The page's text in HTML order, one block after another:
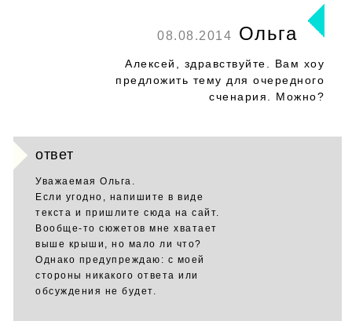
08.08.2014 Ольга
Алексей, здравствуйте. Вам хоу
предложить тему для очередного
сченария. Можно?
ответ
Уважаемая Ольга.
Если угодно, напишите в виде
текста и пришлите сюда на сайт.
Вообще-то сюжетов мне хватает
выше крыши, но мало ли что?
Однако предупреждаю: с моей
стороны никакого ответа или
обсуждения не будет.